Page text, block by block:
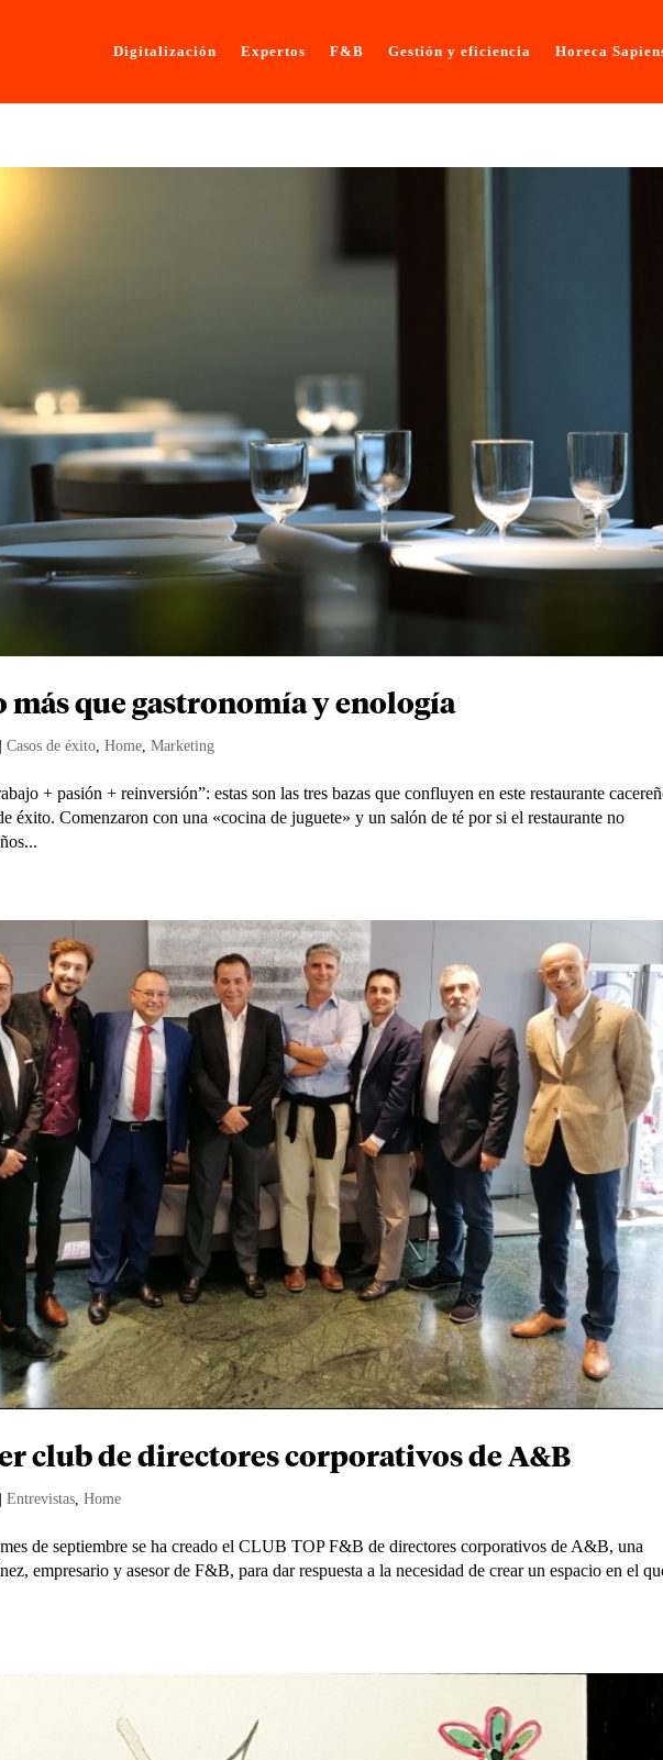
Digitalización Expertos F&B Gestión y eficiencia Horeca
que gastronomía y enología
|Casos de éxito,Home,Marketing
+ pasión + reinversión”: estas son las tres bazas que confluyen en este restaurante
éxito. Comenzaron con una «cocina de juguete» y un salón de té por si el restaurante no
club de directores corporativos de A&B
|Entrevistas,Home
de septiembre se ha creado el CLUB TOP F&B de directores corporativos de A&B, una
empresario y asesor de F&B, para dar respuesta a la necesidad de crear un espacio en el